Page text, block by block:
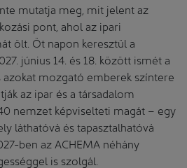
mutatja meg, mit jelent az
pont, ahol az ipari
ölt. Öt napon keresztül a
június 14. és 18. között ismét a
mozgató emberek színtere
az ipar és a társadalom
nemzet képviselteti magát – egy
láthatóvá és tapasztalhatóvá
ben az ACHEMA néhány
is szolgál.